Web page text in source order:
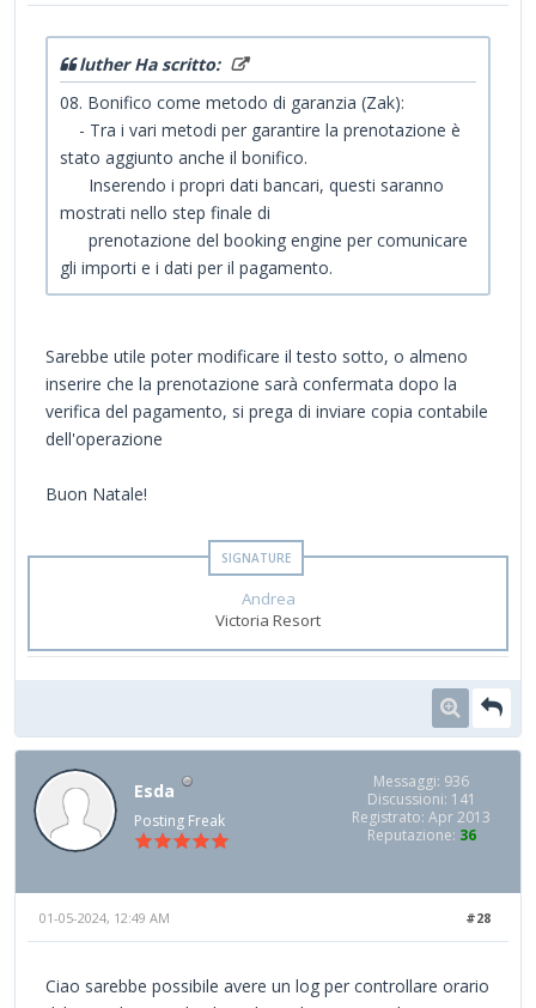
luther Ha scritto:
08. Bonifico come metodo di garanzia (Zak):
- Tra i vari metodi per garantire la prenotazione è
stato aggiunto anche il bonifico.
Inserendo i propri dati bancari, questi saranno
mostrati nello step finale di
prenotazione del booking engine per comunicare
gli importi e i dati per il pagamento.
Sarebbe utile poter modificare il testo sotto, o almeno
inserire che la prenotazione sarà confermata dopo la
verifica del pagamento, si prega di inviare copia contabile
dell'operazione
Buon Natale!
Andrea
Victoria Resort
Esda
Posting Freak
Messaggi: 936
Discussioni: 141
Registrato: Apr 2013
Reputazione: 36
#28
01-05-2024, 12:49 AM
Ciao sarebbe possibile avere un log per controllare orario